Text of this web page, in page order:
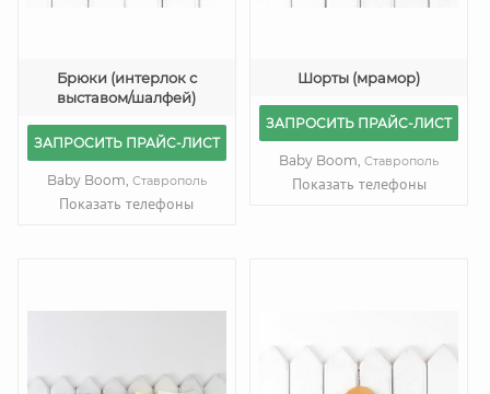
Брюки (интерлок с
выставом/шалфей)
ЗАПРОСИТЬ ПРАЙС-ЛИСТ
Baby Boom, Ставрополь
Показать телефоны
Шорты (мрамор)
ЗАПРОСИТЬ ПРАЙС-ЛИСТ
Baby Boom,Ставрополь
Показать телефоны